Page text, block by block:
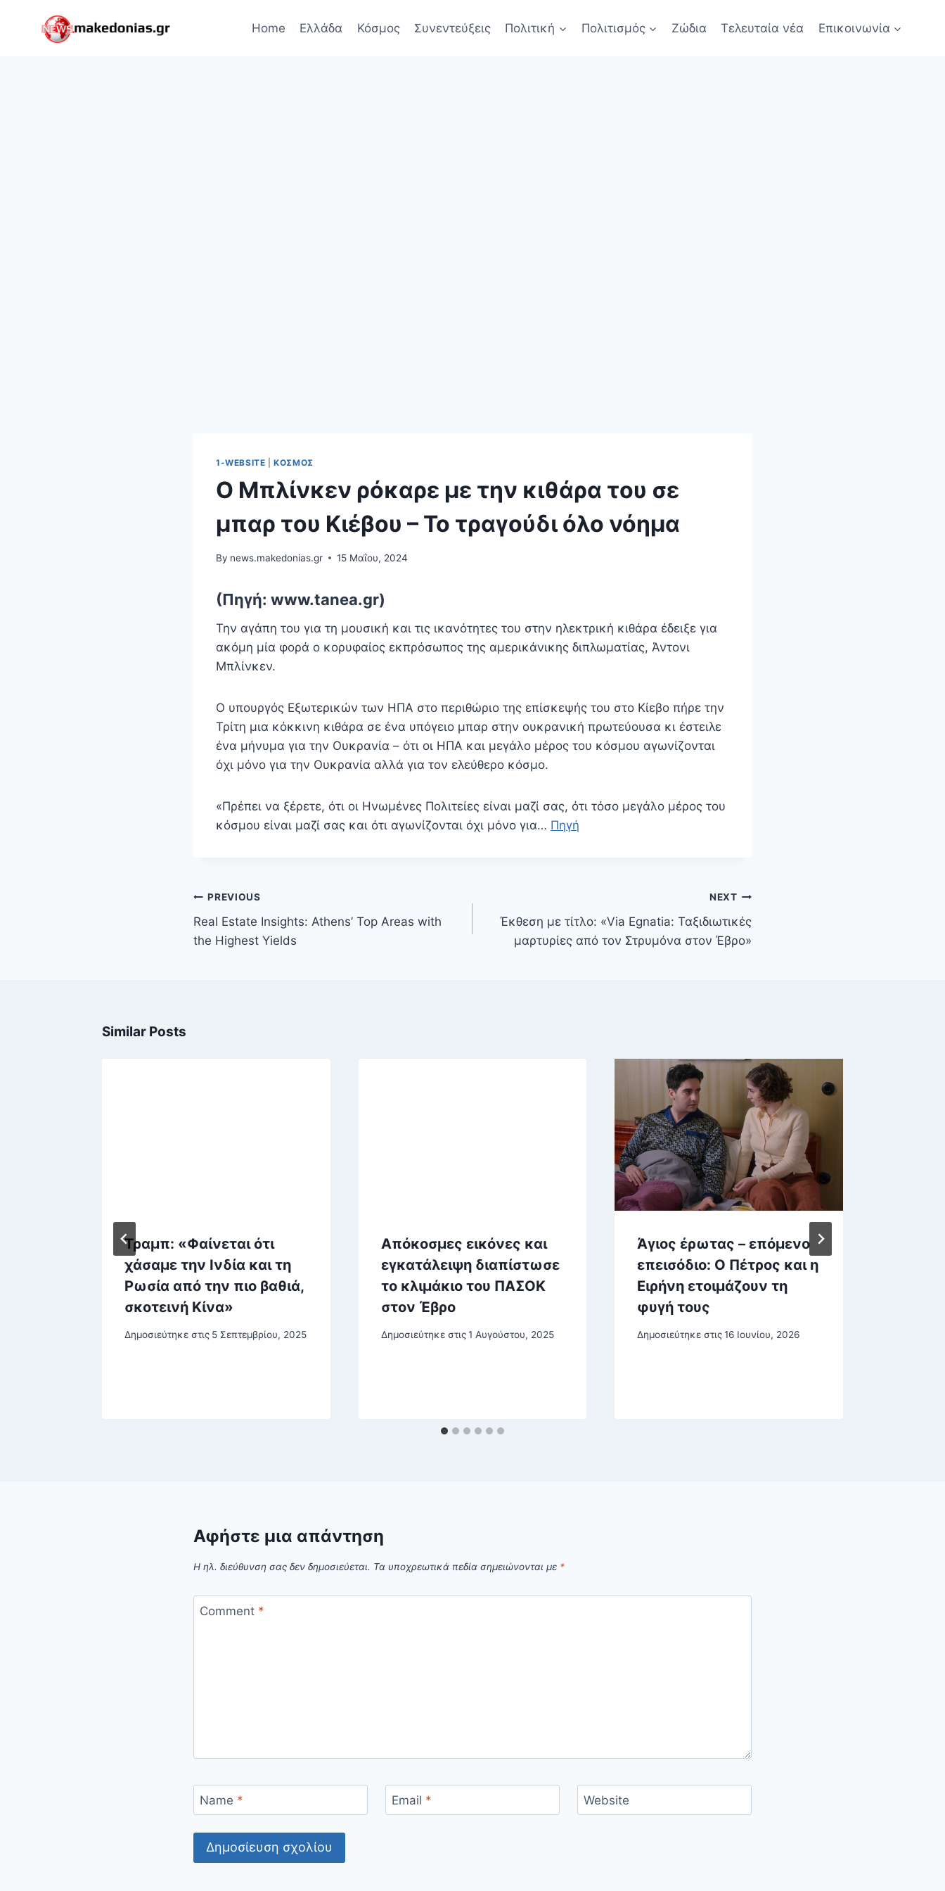
Home Ελλάδα Κόσμος Συνεντεύξεις Πολιτική Πολιτισμός Ζώδια Τελευταία νέα Επικοινωνία
1-WEBSITE |ΚΌΣΜΟΣ
Ο Μπλίνκεν ρόκαρε με την κιθάρα του σε
μπαρ του Κιέβου – Το τραγούδι όλο νόημα
By news.makedonias.gr 15 Μαΐου, 2024
(Πηγή: www.tanea.gr)
Την αγάπη του για τη μουσική και τις ικανότητες του στην ηλεκτρική κιθάρα έδειξε για
ακόμη μία φορά ο κορυφαίος εκπρόσωπος της αμερικάνικης διπλωματίας, Άντονι
Μπλίνκεν.
Ο υπουργός Εξωτερικών των ΗΠΑ στο περιθώριο της επίσκεψής του στο Κίεβο πήρε την
Τρίτη μια κόκκινη κιθάρα σε ένα υπόγειο μπαρ στην ουκρανική πρωτεύουσα κι έστειλε
ένα μήνυμα για την Ουκρανία – ότι οι ΗΠΑ και μεγάλο μέρος του κόσμου αγωνίζονται
όχι μόνο για την Ουκρανία αλλά για τον ελεύθερο κόσμο.
«Πρέπει να ξέρετε, ότι οι Ηνωμένες Πολιτείες είναι μαζί σας, ότι τόσο μεγάλο μέρος του
κόσμου είναι μαζί σας και ότι αγωνίζονται όχι μόνο για… Πηγή
Πλοήγηση
άρθρων
PREVIOUS
Real Estate Insights: Athens’ Top Areas with
the Highest Yields
NEXT
Έκθεση με τίτλο: «Via Egnatia: Ταξιδιωτικές
μαρτυρίες από τον Στρυμόνα στον Έβρο»
Similar Posts
Τραμπ: «Φαίνεται ότι
χάσαμε την Ινδία και τη
Ρωσία από την πιο βαθιά,
σκοτεινή Κίνα»
Δημοσιεύτηκε στις 5 Σεπτεμβρίου, 2025
Απόκοσμες εικόνες και
εγκατάλειψη διαπίστωσε
το κλιμάκιο του ΠΑΣΟΚ
στον Έβρο
Δημοσιεύτηκε στις 1 Αυγούστου, 2025
Άγιος έρωτας – επόμενο
επεισόδιο: Ο Πέτρος και η
Ειρήνη ετοιμάζουν τη
φυγή τους
Δημοσιεύτηκε στις 16 Ιουνίου, 2026
Αφήστε μια απάντηση
Η ηλ. διεύθυνση σας δεν δημοσιεύεται. Τα υποχρεωτικά πεδία σημειώνονται με *
Comment *
Name * Email * Website